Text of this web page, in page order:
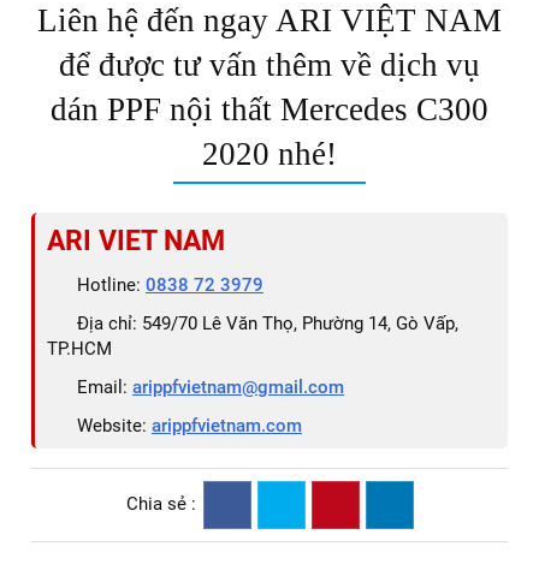
Liên hệ đến ngay ARI VIỆT NAM
để được tư vấn thêm về dịch vụ
dán PPF nội thất Mercedes C300
2020 nhé!
ARI VIET NAM
Hotline: 0838 72 3979
Địa chỉ: 549/70 Lê Văn Thọ, Phường 14, Gò Vấp,
TP.HCM
Email: arippfvietnam@gmail.com
Website: arippfvietnam.com
Chia sẻ :